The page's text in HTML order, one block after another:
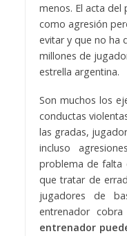
menos. El acta
como agresión
evitar y que no ha
millones de
estrella argentina.
Son muchos los
conductas
las gradas,
incluso
problema de falta
que tratar de
jugadores de
entrenador
entrenador